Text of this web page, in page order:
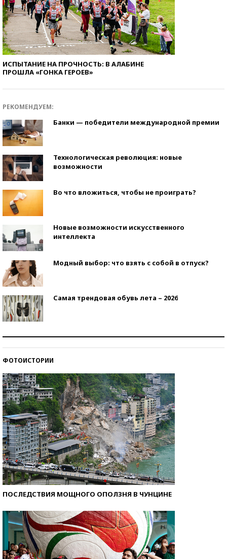
ИСПЫТАНИЕ НА ПРОЧНОСТЬ: В АЛАБИНЕ
ПРОШЛА «ГОНКА ГЕРОЕВ»
РЕКОМЕНДУЕМ:
Банки — победители международной премии
Технологическая революция: новые
возможности
Во что вложиться, чтобы не проиграть?
Новые возможности искусственного
интеллекта
Модный выбор: что взять с собой в отпуск?
Самая трендовая обувь лета – 2026
ФОТОИСТОРИИ
ПОСЛЕДСТВИЯ МОЩНОГО ОПОЛЗНЯ В ЧУНЦИНЕ